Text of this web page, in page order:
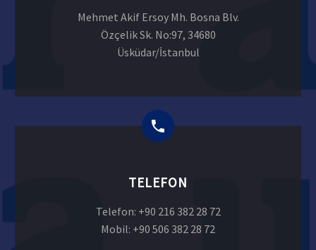
Mehmet Akif Ersoy Mh. Bosna Blv.
Özçelik Sk. No:97, 34680
Üsküdar/İstanbul
TELEFON
Telefon: +90 216 382 28 72
Mobil: +90 506 382 28 72